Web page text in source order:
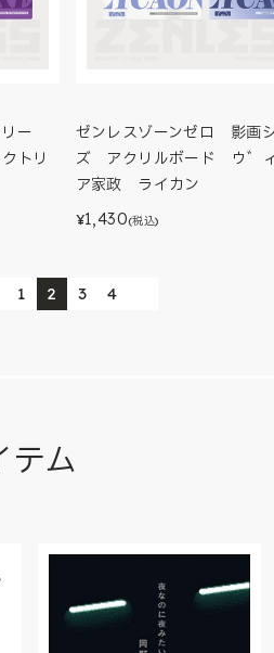
ー
トリ
ゼンレスゾーンゼロ 影画
ズ アクリルボード ウ゛
ア家政 ライカン
¥1,430(税込)
1 2 3 4
テム